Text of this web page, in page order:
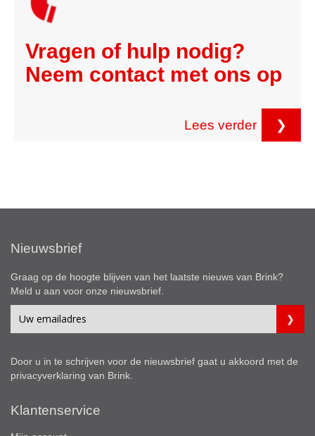
Vragen of hulp nodig?
Neem contact met ons op
Lees verder ❯
Nieuwsbrief
Graag op de hoogte blijven van het laatste nieuws van Brink?
Meld u aan voor onze nieuwsbrief.
Door u in te schrijven voor de nieuwsbrief gaat u akkoord met de
privacyverklaring van Brink.
Klantenservice